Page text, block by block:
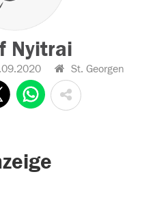
Nyitrai
St. Georgen